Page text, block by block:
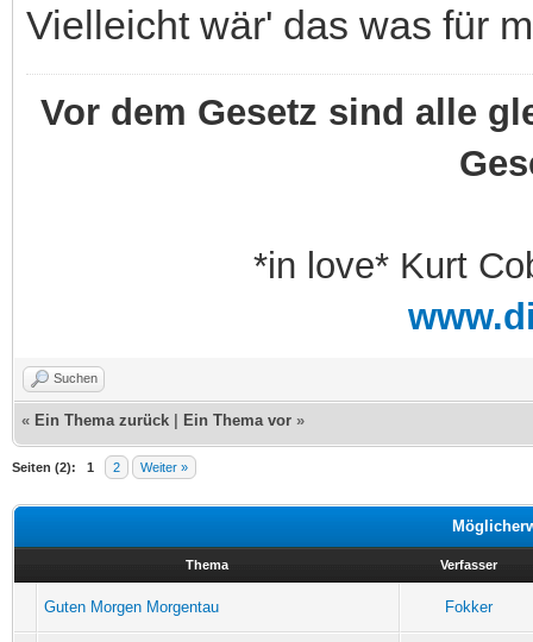
Vielleicht wär' das was für
Vor dem Gesetz sind alle
*in love* Kurt
Suchen
« Ein Thema zurück Ein Thema vor »
Seiten (2): 1 2 Weiter »
Thema Verfasser
Guten Morgen Morgentau Fokker